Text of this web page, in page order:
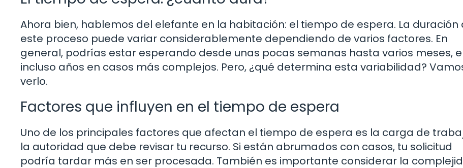
Ahora bien, hablemos del elefante en la habitación: el tiempo de espera. La duración
este proceso puede variar considerablemente dependiendo de varios factores. En
general, podrías estar esperando desde unas pocas semanas hasta varios meses, e
incluso años en casos más complejos. Pero, ¿qué determina esta variabilidad?
verlo.
Factores que influyen en el tiempo de espera
Uno de los principales factores que afectan el tiempo de espera es la carga de
la autoridad que debe revisar tu recurso. Si están abrumados con casos, tu solicitud
podría tardar más en ser procesada. También es importante considerar la